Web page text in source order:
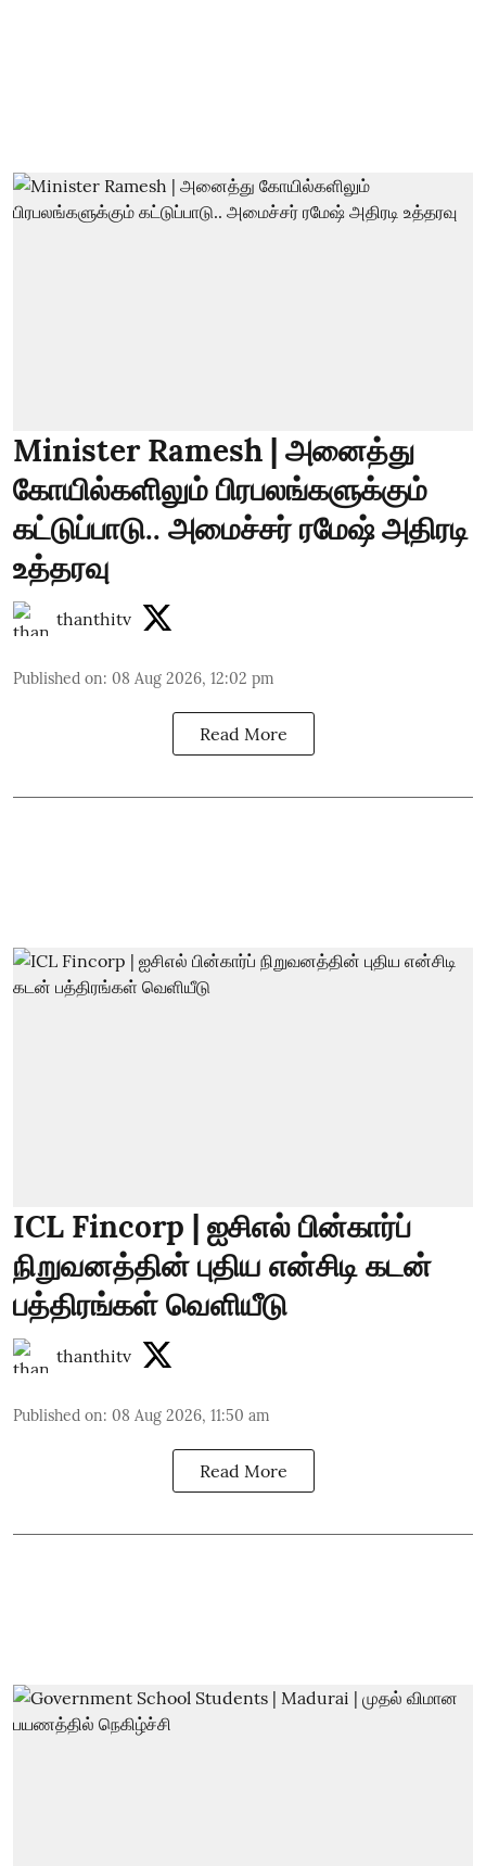
Minister Ramesh | அனைத்து
கோயில்களிலும் பிரபலங்களுக்கும்
கட்டுப்பாடு.. அமைச்சர் ரமேஷ் அதிரடி
உத்தரவு
thanthitv
Published on: 08 Aug 2026, 12:02 pm
Read More
ICL Fincorp | ஐசிஎல் பின்கார்ப்
நிறுவனத்தின் புதிய என்சிடி கடன்
பத்திரங்கள் வெளியீடு
thanthitv
Published on: 08 Aug 2026, 11:50 am
Read More